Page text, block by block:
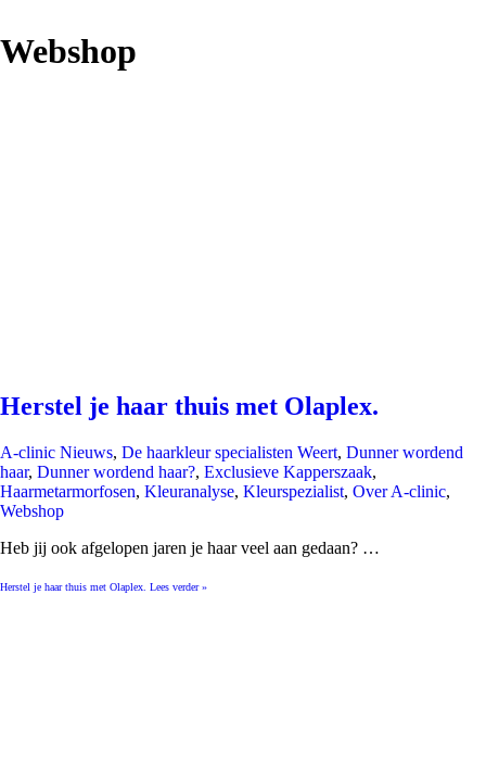
Webshop
Herstel je haar thuis met Olaplex.
A-clinic Nieuws, De haarkleur specialisten Weert, Dunner wordend
haar, Dunner wordend haar?, Exclusieve Kapperszaak,
Haarmetarmorfosen, Kleuranalyse, Kleurspezialist, Over A-clinic,
Webshop
Heb jij ook afgelopen jaren je haar veel aan gedaan? …
Herstel je haar thuis met Olaplex. Lees verder »